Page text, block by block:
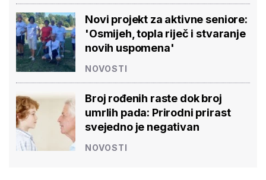
Novi projekt za aktivne seniore:
'Osmijeh, topla riječ i stvaranje
novih uspomena'
NOVOSTI
Broj rođenih raste dok broj
umrlih pada: Prirodni prirast
svejedno je negativan
NOVOSTI